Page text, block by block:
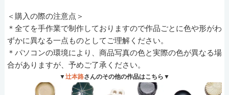
＜購入の際の注意点＞
＊全てを手作業で制作しておりますので作品ごとに色や形がわ
ずかに異なる一点ものとしてご理解ください。
＊パソコンの環境により、商品写真の色と実際の色が異なる場
合がありますが、予めご了承ください。
▼辻本路さんのその他の作品はこちら▼